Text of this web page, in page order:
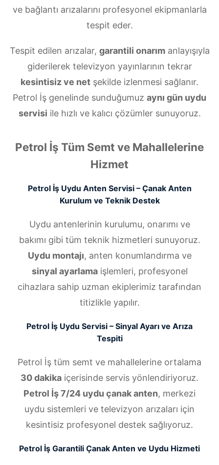
ve bağlantı arızalarını profesyonel ekipmanlarla
tespit eder.
Tespit edilen arızalar, garantili onarımanlayışıyla
giderilerek televizyon yayınlarının tekrar
kesintisiz ve net şekilde izlenmesi sağlanır.
Petrol İş genelinde sunduğumuz aynı gün uydu
servisi ile hızlı ve kalıcı çözümler sunuyoruz.
Petrol İş Tüm Semt ve Mahallelerine
Hizmet
Petrol İş Uydu Anten Servisi – Çanak Anten
Kurulum ve Teknik Destek
Uydu antenlerinin kurulumu, onarımı ve
bakımı gibi tüm teknik hizmetleri sunuyoruz.
Uydu montajı, anten konumlandırma ve
sinyal ayarlamaişlemleri, profesyonel
cihazlara sahip uzman ekiplerimiz tarafından
titizlikle yapılır.
Petrol İş Uydu Servisi – Sinyal Ayarı ve Arıza
Tespiti
Petrol İş tüm semt ve mahallelerine ortalama
30 dakika içerisinde servis yönlendiriyoruz.
Petrol İş 7/24 uydu çanak anten, merkezi
uydu sistemleri ve televizyon arızaları için
kesintisiz profesyonel destek sağlıyoruz.
Petrol İş Garantili Çanak Anten ve Uydu Hizmeti